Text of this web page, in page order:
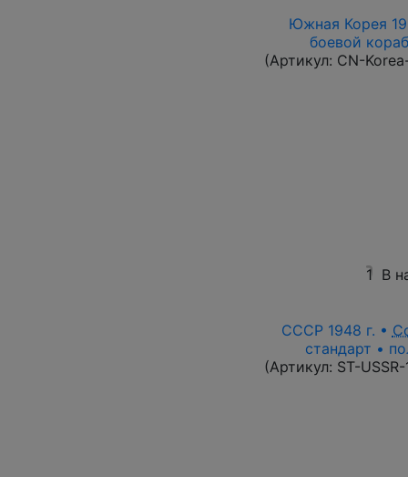
Южная Корея
боевой
(Артикул: CN-
1 В
СССР 1948 г. •
стандарт •
(Артикул: ST-